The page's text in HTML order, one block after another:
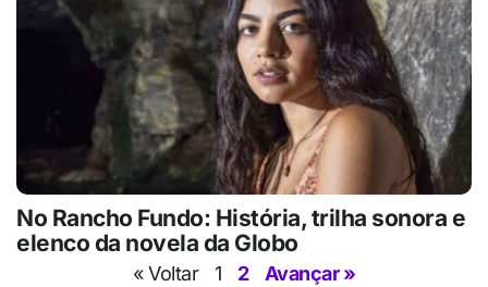
No Rancho Fundo: História, trilha sonora e
elenco da novela da Globo
« Voltar 1 2 Avançar »